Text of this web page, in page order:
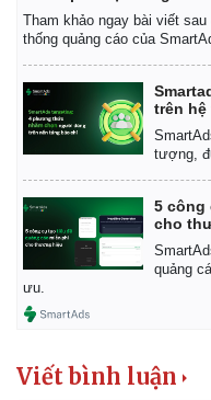
Tham khảo ngay bài viết
thống quảng cáo của
trên hệ
tượng,
5 công
cho
quảng
ưu.
Viết bình luận